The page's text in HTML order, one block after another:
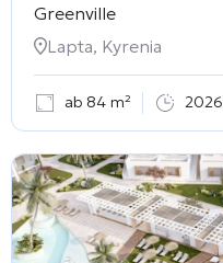
Greenville
Lapta, Kyrenia
ab 84 m² 2026